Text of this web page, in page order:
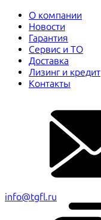
О компании
Новости
Гарантия
Сервис и ТО
Доставка
Лизинг и кредит
Контакты
info@tgfl.ru